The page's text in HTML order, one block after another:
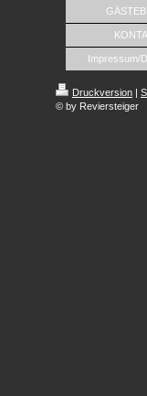
Impressum/
Druckversion |
© by Reviersteiger